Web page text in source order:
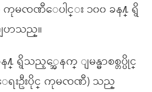
ၸဏီေပါင္း ၁၀၀ ခန႔္ ရွိ
ာသည္။
သည့္အေနက္ ျမန္မာစစ္တပ္ပိုင္
းေရးဦးပိုင္ ကုမၸဏီ) သည္